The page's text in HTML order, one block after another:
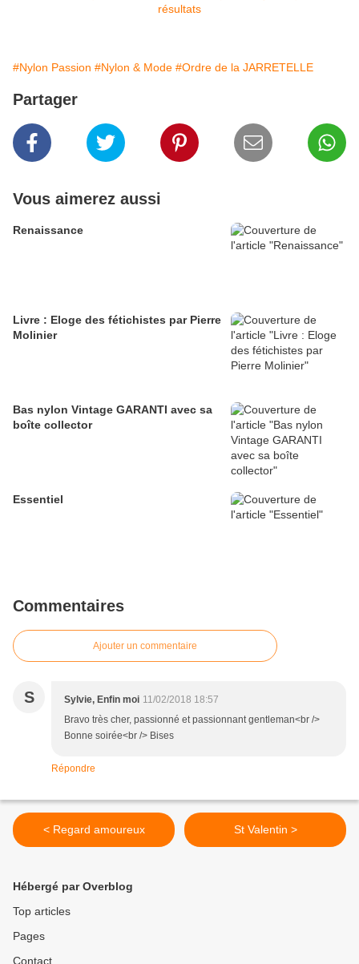
#Nylon Passion #Nylon & Mode #Ordre de la JARRETELLE
Partager
Vous aimerez aussi
Renaissance
Livre : Eloge des fétichistes par Pierre
Molinier
Bas nylon Vintage GARANTI avec sa
boîte collector
Essentiel
Commentaires
Ajouter un commentaire
S Sylvie, Enfin moi 11/02/2018 18:57
Bravo très cher, passionné et passionnant gentleman<br />
Bonne soirée<br /> Bises
Répondre
< Regard amoureux St Valentin >
Hébergé par Overblog
Top articles
Pages
Contact